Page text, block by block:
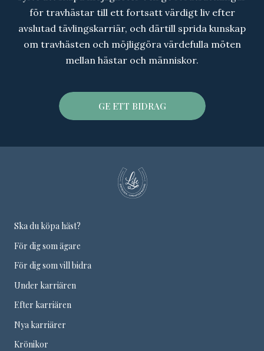
för travhästar till ett fortsatt värdigt liv efter
avslutad tävlingskarriär, och därtill sprida kunskap
om travhästen och möjliggöra värdefulla möten
mellan hästar och människor.
GE ETT BIDRAG
Ska du köpa häst?
För dig som ägare
För dig som vill bidra
Under karriären
Efter karriären
Nya karriärer
Krönikor